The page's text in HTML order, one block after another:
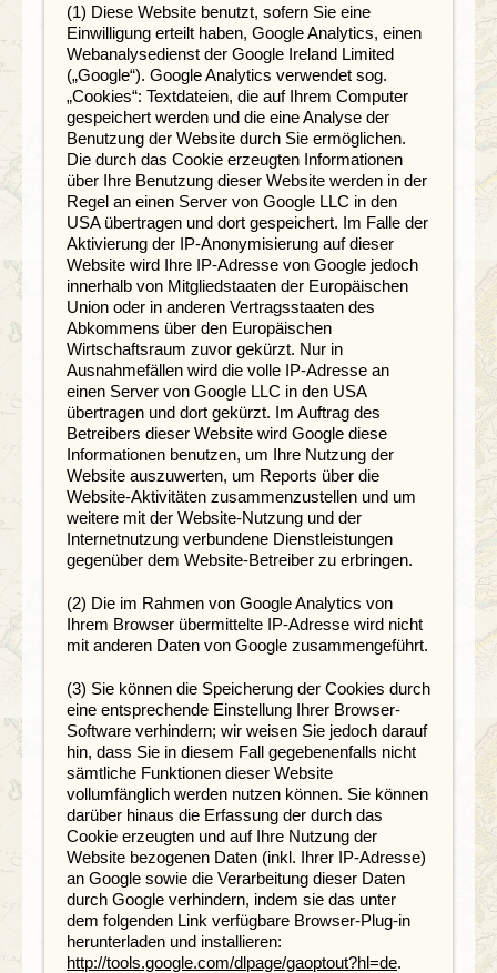
(1) Diese Website benutzt, sofern Sie eine
Einwilligung erteilt haben, Google Analytics, einen
Webanalysedienst der Google Ireland Limited
(„Google“). Google Analytics verwendet sog.
„Cookies“: Textdateien, die auf Ihrem Computer
gespeichert werden und die eine Analyse der
Benutzung der Website durch Sie ermöglichen.
Die durch das Cookie erzeugten Informationen
über Ihre Benutzung dieser Website werden in der
Regel an einen Server von Google LLC in den
USA übertragen und dort gespeichert. Im Falle der
Aktivierung der IP-Anonymisierung auf dieser
Website wird Ihre IP-Adresse von Google jedoch
innerhalb von Mitgliedstaaten der Europäischen
Union oder in anderen Vertragsstaaten des
Abkommens über den Europäischen
Wirtschaftsraum zuvor gekürzt. Nur in
Ausnahmefällen wird die volle IP-Adresse an
einen Server von Google LLC in den USA
übertragen und dort gekürzt. Im Auftrag des
Betreibers dieser Website wird Google diese
Informationen benutzen, um Ihre Nutzung der
Website auszuwerten, um Reports über die
Website-Aktivitäten zusammenzustellen und um
weitere mit der Website-Nutzung und der
Internetnutzung verbundene Dienstleistungen
gegenüber dem Website-Betreiber zu erbringen.
(2) Die im Rahmen von Google Analytics von
Ihrem Browser übermittelte IP-Adresse wird nicht
mit anderen Daten von Google zusammengeführt.
(3) Sie können die Speicherung der Cookies durch
eine entsprechende Einstellung Ihrer Browser-
Software verhindern; wir weisen Sie jedoch darauf
hin, dass Sie in diesem Fall gegebenenfalls nicht
sämtliche Funktionen dieser Website
vollumfänglich werden nutzen können. Sie können
darüber hinaus die Erfassung der durch das
Cookie erzeugten und auf Ihre Nutzung der
Website bezogenen Daten (inkl. Ihrer IP-Adresse)
an Google sowie die Verarbeitung dieser Daten
durch Google verhindern, indem sie das unter
dem folgenden Link verfügbare Browser-Plug-in
herunterladen und installieren:
http://tools.google.com/dlpage/gaoptout?hl=de.